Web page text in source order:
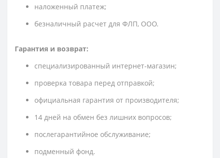
наложенный платеж;
безналичный расчет для ФЛП, ООО.
Гарантия и возврат:
специализированный интернет-магазин;
проверка товара перед отправкой;
официальная гарантия от производителя;
14 дней на обмен без лишних вопросов;
послегарантийное обслуживание;
подменный фонд.